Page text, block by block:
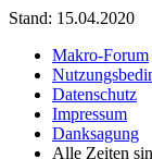
Stand: 15.04.2020
Makro-Forum
Datenschutz
Impressum
Danksagung
Alle Zeiten